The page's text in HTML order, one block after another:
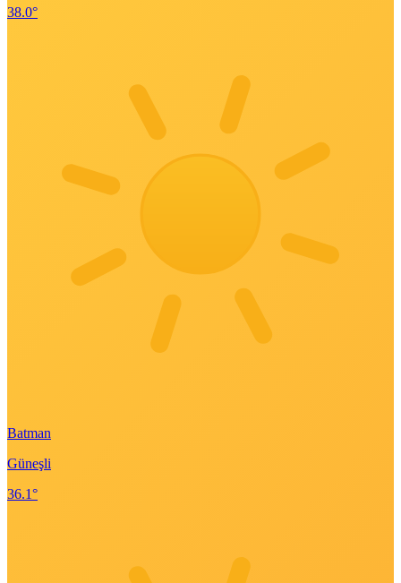
38.0°
Batman
Güneşli
36.1°